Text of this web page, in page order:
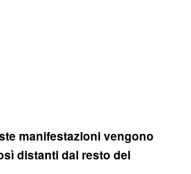
manifestazioni vengono
distanti dal resto del